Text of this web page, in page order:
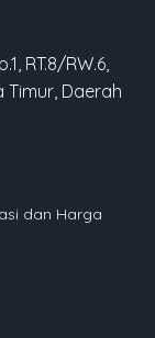
RT.8/RW.6,
Timur, Daerah
dan Harga